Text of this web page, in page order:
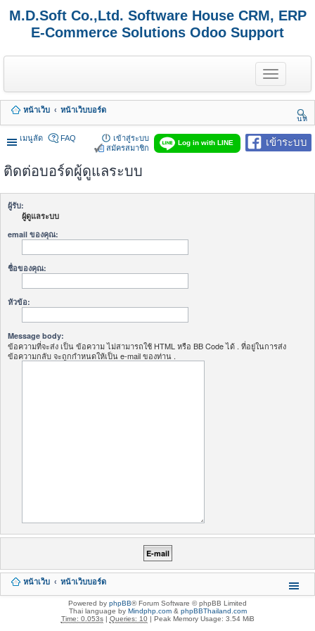
M.D.Soft Co.,Ltd. Software House CRM, ERP
E-Commerce Solutions Odoo Support
T
o
g
e
n
a
หน้าเว็บ
หน้าเว็บบอร์ด
นห
า
เมนูลัด
เข้าระบบ
Log in with LINE
FAQ
เข้าสู่ระบบ
สมัครสมาชิก
ติดต่อบอร์ดผู้ดูแลระบบ
ผู้รับ:
ผู้ดูแลระบบ
email ของคุณ:
ชื่อของคุณ:
หัวข้อ:
Message body:
ข้อความที่จะส่ง เป็น ข้อความ ไม่สามารถใช้ HTML หรือ BB Code ได้ . ที่อยู่ในการส่ง
ข้อความกลับ จะถูกกำหนดให้เป็น e-mail ของท่าน .
หน้าเว็บ หน้าเว็บบอร์ด
Powered by phpBB® Forum Software © phpBB Limited
Thai language by Mindphp.com& phpBBThailand.com
Time: 0.053s| Queries: 10| Peak Memory Usage: 3.54 MiB